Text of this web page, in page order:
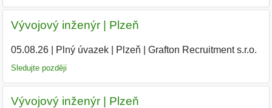
Vývojový inženýr | Plzeň
05.08.26| Plný úvazek| Plzeň Grafton Recruitment s.r.o.
Sledujte později
Vývojový inženýr | Plzeň